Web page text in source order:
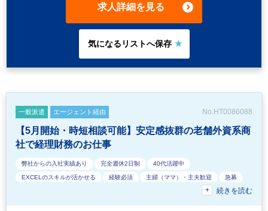
ソーシング会社とのやり取りや計算後のチェックを行っていただ
もございますが、翻訳ツールやAIを使用した英語の読解に抵抗が
無い方であれば問題ございません。 （給与社保に関連する英単語
に慣れていただく必要はございます） ・業務に慣れてきたタイミ
ングで週1～2日程度のリモートワークも可能。8:00～16:30、9:30
く業務もございますのである程度臨機応変にご対応いただける方
を募集しております。
求人詳細を見る
一般派遣 エージェント経由 No.HT0086088
【5月開始・時短相談可能】安定感抜群の老舗外資系商
社で経理財務のお仕事
弊社からの入社実績あり 完全週休2日制 40代活躍中
EXCELのスキルが活かせる 経験必須 主婦（ママ）・主夫歓迎 急募
オフィスカジュアルOK
外資系企業 ルーティンワークがメイン 駅から徒歩5分以内
続きを読む